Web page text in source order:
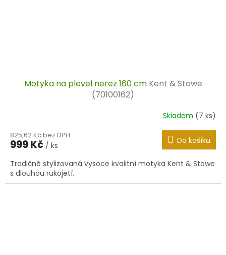
Motyka na plevel nerez 160 cm Kent & Stowe
(70100162)
Skladem (7 ks)
825,62 Kč bez DPH
999 Kč / ks Do košíku
Tradičně stylizovaná vysoce kvalitní motyka Kent & Stowe
s dlouhou rukojetí.